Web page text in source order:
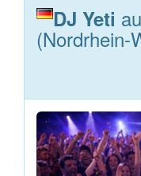
DJ Yeti
(Nordrhein-